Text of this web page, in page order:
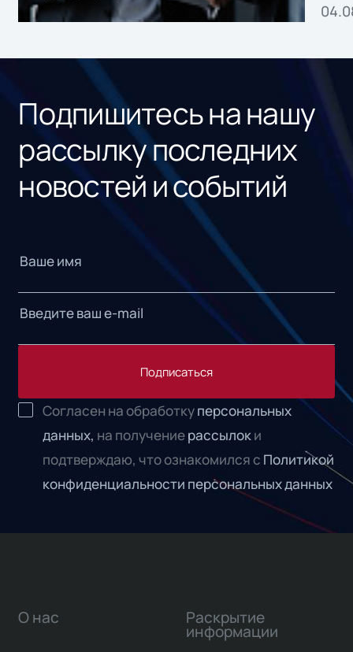
Подпишитесь на нашу
рассылку последних
новостей и событий
Подписаться
Согласен на обработкуперсональных
данных, на получениерассылоки
подтверждаю, что ознакомился с Политикой
конфиденциальности персональных данных
О нас Раскрытие
информации